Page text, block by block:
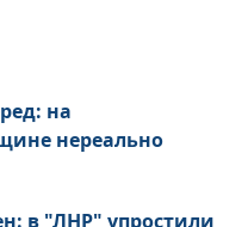
на
нереально
в "ЛНР" упростили